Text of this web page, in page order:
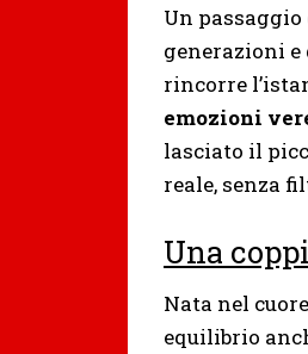
Un
generazioni e
rincorre
emozioni
lasciato il
reale, senza
Una
Nata nel
equilibrio